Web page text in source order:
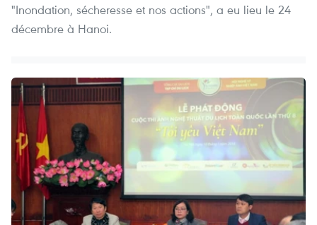
"Inondation, sécheresse et nos actions", a eu lieu le 24
décembre à Hanoi.